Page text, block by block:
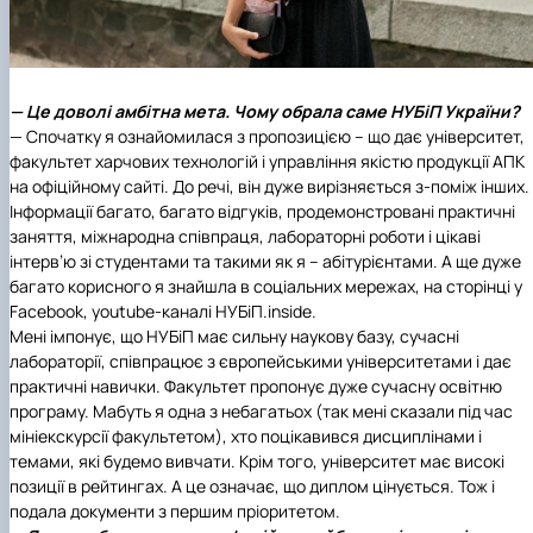
— Це доволі амбітна мета. Чому обрала саме НУБіП України?
— Спочатку я ознайомилася з пропозицією – що дає університет,
факультет харчових технологій і управління якістю продукції АПК
на офіційному сайті. До речі, він дуже вирізняється з-поміж інших.
Інформації багато, багато відгуків, продемонстровані практичні
заняття, міжнародна співпраця, лабораторні роботи і цікаві
інтерв’ю зі студентами та такими як я – абітурієнтами. А ще дуже
багато корисного я знайшла в соціальних мережах, на сторінці у
Facebook, youtube-каналі НУБіП.inside.
Мені імпонує, що НУБіП має сильну наукову базу, сучасні
лабораторії, співпрацює з європейськими університетами і дає
практичні навички. Факультет пропонує дуже сучасну освітню
програму. Мабуть я одна з небагатьох (так мені сказали під час
мініекскурсії факультетом), хто поцікавився дисциплінами і
темами, які будемо вивчати. Крім того, університет має високі
позиції в рейтингах. А це означає, що диплом цінується. Тож і
подала документи з першим пріоритетом.